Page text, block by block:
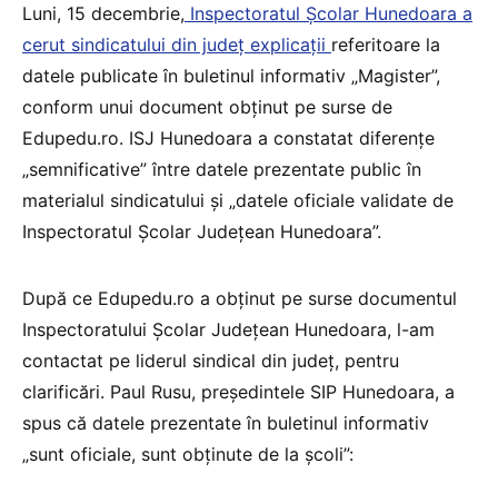
Luni, 15 decembrie, Inspectoratul Școlar Hunedoara a
cerut sindicatului din județ explicații referitoare la
datele publicate în buletinul informativ „Magister”,
conform unui document obținut pe surse de
Edupedu.ro. ISJ Hunedoara a constatat diferențe
„semnificative” între datele prezentate public în
materialul sindicatului şi „datele oficiale validate de
Inspectoratul Şcolar Județean Hunedoara”.
După ce Edupedu.ro a obținut pe surse documentul
Inspectoratului Școlar Județean Hunedoara, l-am
contactat pe liderul sindical din județ, pentru
clarificări. Paul Rusu, președintele SIP Hunedoara, a
spus că datele prezentate în buletinul informativ
„sunt oficiale, sunt obținute de la școli”: